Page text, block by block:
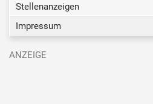
Stellenanzeigen
Impressum